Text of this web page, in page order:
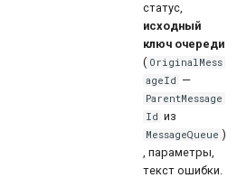
статус,
исходный
ключ очереди
( OriginalMess
ageId —
ParentMessage
Id из
MessageQueue )
, параметры,
текст ошибки.